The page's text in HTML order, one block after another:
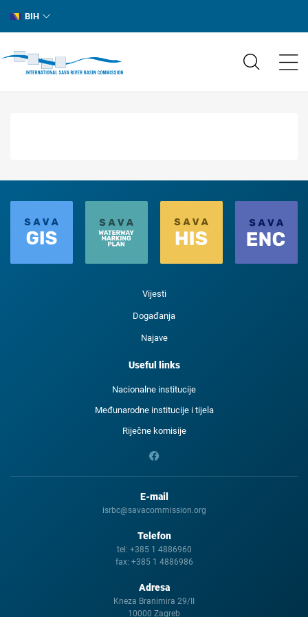
BIH
Vijesti
Događanja
Najave
Useful links
Nacionalne institucije
Međunarodne institucije i tijela
Riječne komisije
E-mail
isrbc@savacommission.org
Telefon
tel: +385 1 4886960
fax: +385 1 4886986
Adresa
Kneza Branimira 29/II
10000 Zagreb